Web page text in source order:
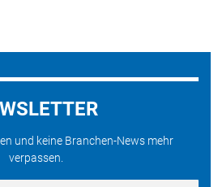
und keine Branchen-News mehr
verpassen.